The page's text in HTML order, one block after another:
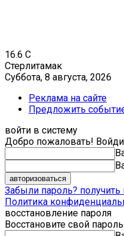
16.6 C
Стерлитамак
Суббота, 8 августа, 2026
Реклама на сайте
Предложить
войти в систему
Добро пожаловать!
Забыли пароль?
Политика
восстановление пароля
Восстановите свой пароль